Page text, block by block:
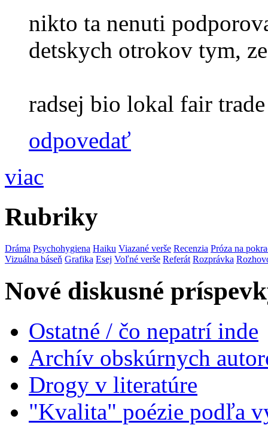
nikto ta nenuti
detskych otrokov tym,
radsej bio lokal fair
odpovedať
viac
Rubriky
Dráma Psychohygiena Haiku Viazané verše Recenzia Próza na
Vizuálna báseň Grafika Esej Voľné verše Referát Rozprávka
Nové diskusné
Ostatné / čo nepatrí inde
Archív obskúrnych
Drogy v literatúre
"Kvalita" poézie podľa